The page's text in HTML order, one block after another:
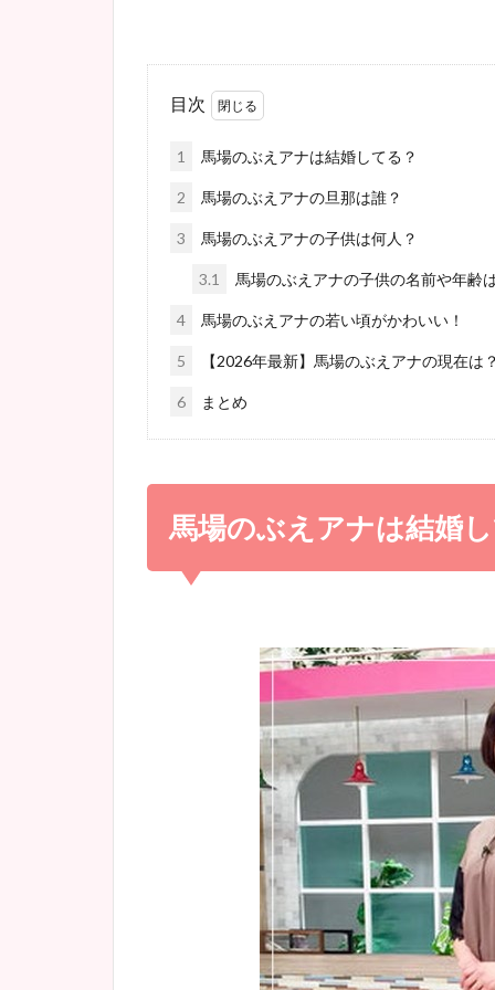
目次
1 馬場のぶえアナは結婚してる？
2 馬場のぶえアナの旦那は誰？
3 馬場のぶえアナの子供は何人？
3.1 馬場のぶえアナの子供の名前や年齢
4 馬場のぶえアナの若い頃がかわいい！
5 【2026年最新】馬場のぶえアナの現在は
6 まとめ
馬場のぶえアナは結婚